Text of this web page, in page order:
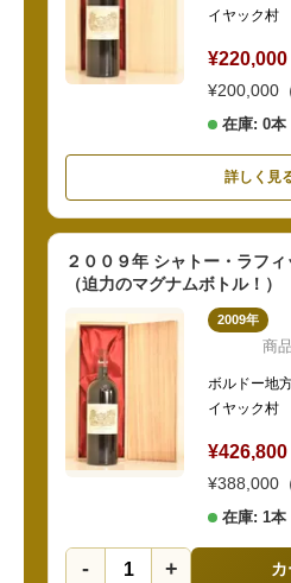
イヤック村
¥220,000
¥200,000
在庫: 0本
詳しく見
２００９年 シャトー・ラフ
（迫力のマグナムボトル！）
2009年
商
ボルドー地
イヤック村
¥426,800
¥388,000
在庫: 1本
- +